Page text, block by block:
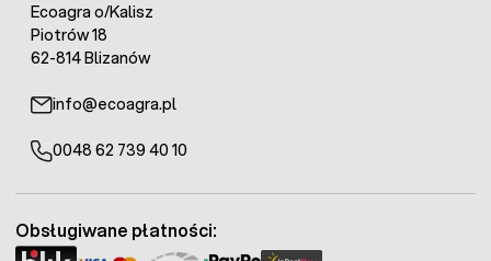
Ecoagra o/Kalisz
Piotrów 18
62-814 Blizanów
info@ecoagra.pl
0048 62 739 40 10
Obsługiwane płatności: